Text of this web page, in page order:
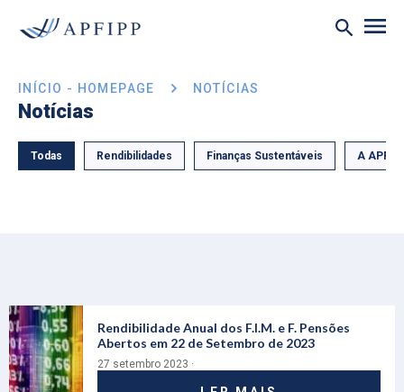
INÍCIO - HOMEPAGE NOTÍCIAS
Notícias
Todas Rendibilidades Finanças Sustentáveis A
Rendibilidade Anual dos F.I.M. e F. Pensões
Abertos em 22 de Setembro de 2023
27 setembro 2023 ·